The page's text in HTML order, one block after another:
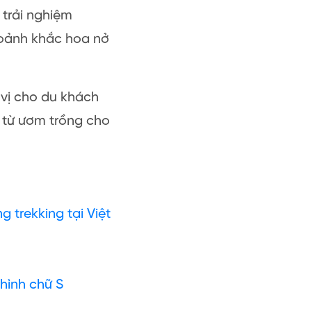
nghiệm
khắc hoa nở
cho du khách
ươm trồng cho
trekking tại Việt
chữ S